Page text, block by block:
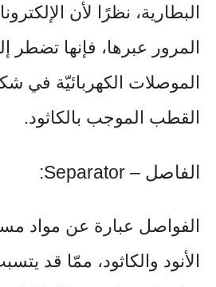
البطارية، نظرًا لأن
المرور عبرها، فإنها تضطر
الموصلات الكهربائيّة في
القطب الموجب بالكاثود.
الفاصل – Separator:
الفواصل عبارة عن مواد
الأنود والكاثود، ممّا قد